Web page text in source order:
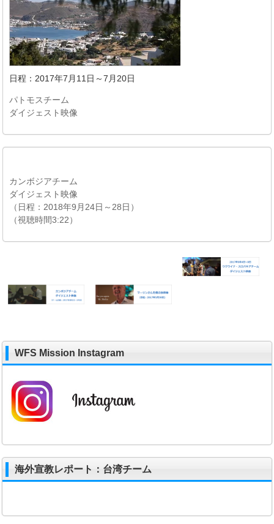
日程：2017年7月11日～7月20日
パトモスチーム
ダイジェスト映像
カンボジアチーム
ダイジェスト映像
（日程：2018年9月24日～28日）
（視聴時間3:22）
WFS Mission Instagram
海外宣教レポート：台湾チーム